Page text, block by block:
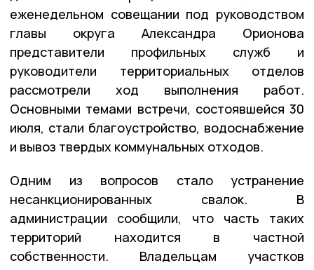
еженедельном совещании под руководством
главы округа Александра Орионова
представители профильных служб и
руководители территориальных отделов
рассмотрели ход выполнения работ.
Основными темами встречи, состоявшейся 30
июля, стали благоустройство, водоснабжение
и вывоз твердых коммунальных отходов.
Одним из вопросов стало устранение
несанкционированных свалок. В
администрации сообщили, что часть таких
территорий находится в частной
собственности. Владельцам участков